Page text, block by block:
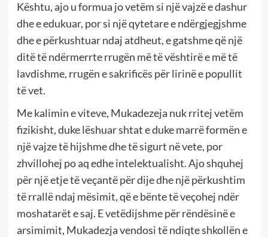
Kështu, ajo u formua jo vetëm si një vajzë e dashur
dhe e edukuar, por si një qytetare e ndërgjegjshme
dhe e përkushtuar ndaj atdheut, e gatshme që një
ditë të ndërmerrte rrugën më të vështirë e më të
lavdishme, rrugën e sakrificës për lirinë e popullit
të vet.
Me kalimin e viteve, Mukadezeja nuk rritej vetëm
fizikisht, duke lëshuar shtat e duke marrë formën e
një vajze të hijshme dhe të sigurt në vete, por
zhvillohej po aq edhe intelektualisht. Ajo shquhej
për një etje të veçantë për dije dhe një përkushtim
të rrallë ndaj mësimit, që e bënte të veçohej ndër
moshatarët e saj. E vetëdijshme për rëndësinë e
arsimimit, Mukadezja vendosi të ndiqte shkollën e